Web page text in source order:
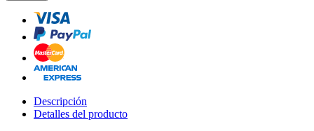
Descripción
Detalles del producto